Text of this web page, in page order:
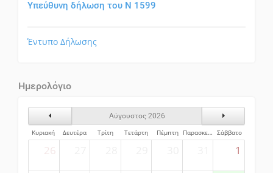
Υπεύθυνη δήλωση του Ν 1599
Έντυπο Δήλωσης
Ημερολόγιο
Προηγούμενος ΜήναςΑύγουστος 2026
Επόμενος
Κυριακή
Δευτέρα Τρίτη Τετάρτη Πέμπτη Παρασκευή Σάββατο
26 1